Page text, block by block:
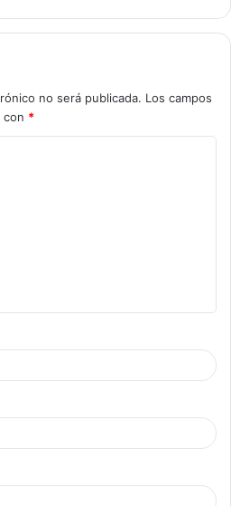
no será publicada. Los campos
con *